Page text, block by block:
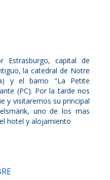
Estrasburgo, capital de
la catedral de Notre
y el barrio "La Petite
(PC). Por la tarde nos
y visitaremos su principal
uno de los mas
hotel y alojamiento